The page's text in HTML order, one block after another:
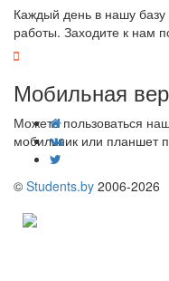
Каждый день в нашу
работы. Заходите к нам
Мобильная
Можете пользоваться
мобильник или планшет
© Students.by 2006-2026